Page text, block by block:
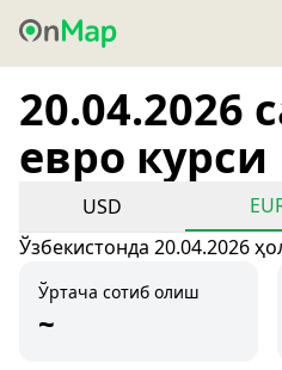
20.04.2026
евро курси
USD
Ўзбекистонда 20.04.2026
Ўртача сотиб олиш
~